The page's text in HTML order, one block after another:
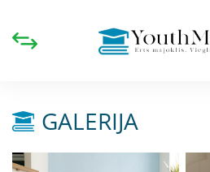
GALERIJA